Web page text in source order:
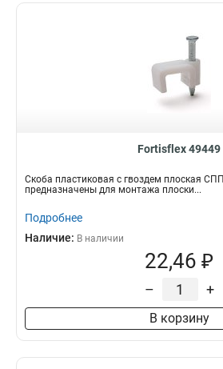
Fortisflex 49449
Скоба пластиковая с гвоздем плоская
предназначены для монтажа плоски...
Подробнее
Наличие: В наличии
22,46 ₽
– +
В корзину